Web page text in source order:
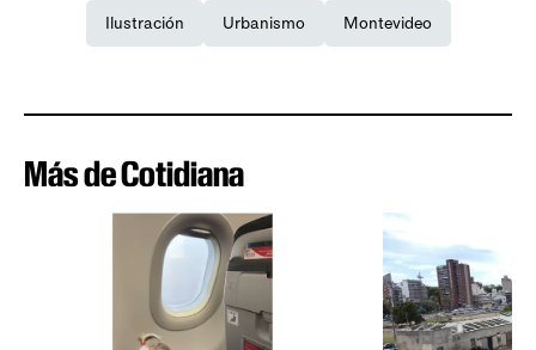
Ilustración Urbanismo Montevideo
Más de Cotidiana